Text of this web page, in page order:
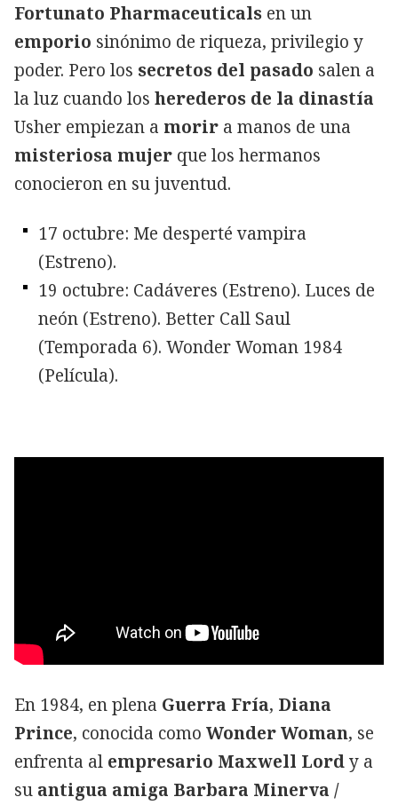
Fortunato Pharmaceuticals en un
emporio sinónimo de riqueza, privilegio y
poder. Pero los secretos del pasado salen a
la luz cuando los herederos de la dinastía
Usher empiezan a morir a manos de una
misteriosa mujer que los hermanos
conocieron en su juventud.
17 octubre: Me desperté vampira
(Estreno).
19 octubre: Cadáveres (Estreno). Luces de
neón (Estreno). Better Call Saul
(Temporada 6). Wonder Woman 1984
(Película).
En 1984, en plena Guerra Fría, Diana
Prince, conocida como Wonder Woman, se
enfrenta al empresario Maxwell Lordy a
su antigua amiga Barbara Minerva /